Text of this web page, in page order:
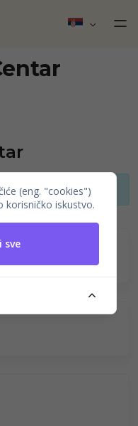
(eng. "cookies")
korisničko iskustvo.
sve